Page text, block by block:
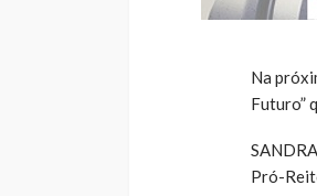
Na
Futuro”
Pró-